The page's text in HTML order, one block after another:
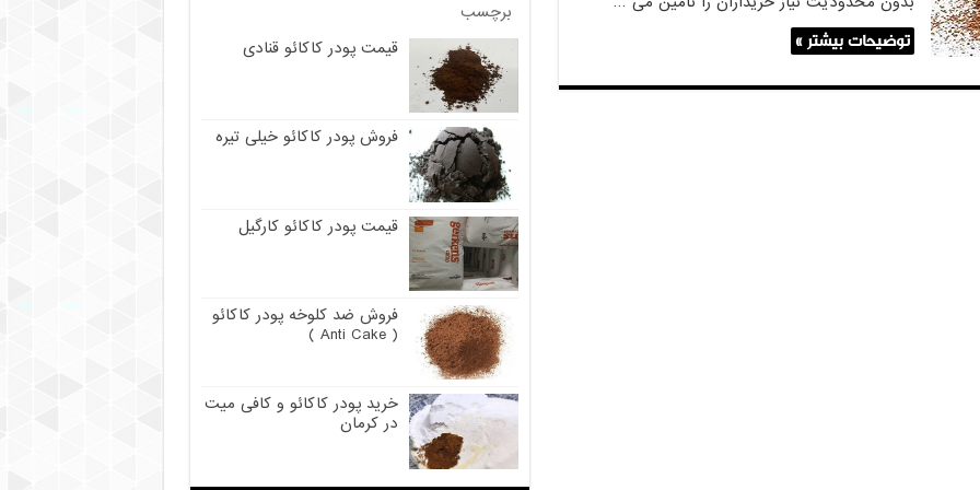
توضیحات بیشتر »
برچسب
قیمت پودر کاکائو قنادی
فروش پودر کاکائو خیلی تیره
قیمت پودر کاکائو کارگیل
فروش ضد کلوخه پودر کاکائو
( Anti Cake )
خرید پودر کاکائو و کافی میت
در کرمان